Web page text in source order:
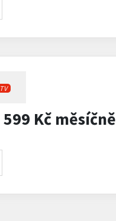
TV
599 Kč měsíčně